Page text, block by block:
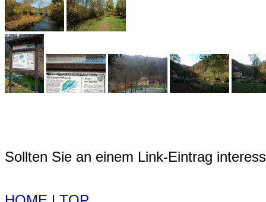
Sollten Sie an einem Link-Eintrag